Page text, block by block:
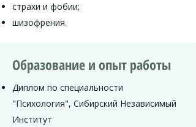
страхи и фобии;
шизофрения.
Образование и опыт работы
Диплом по специальности
"Психология", Сибирский Независимый
Институт